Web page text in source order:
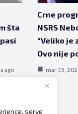
serve
šta
ago
Crne
NSRS
“Veliko je
Ovo nije
mar 15,